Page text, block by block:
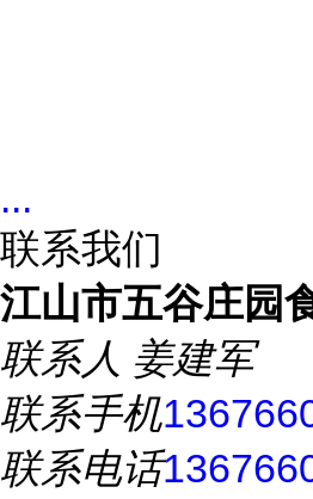
...
联系我们
江山市五谷庄园
联系人 姜建军
联系手机
联系电话